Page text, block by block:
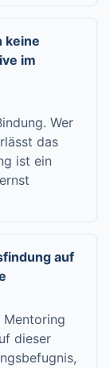
keine
im
Wer
das
ist ein
auf
dieser